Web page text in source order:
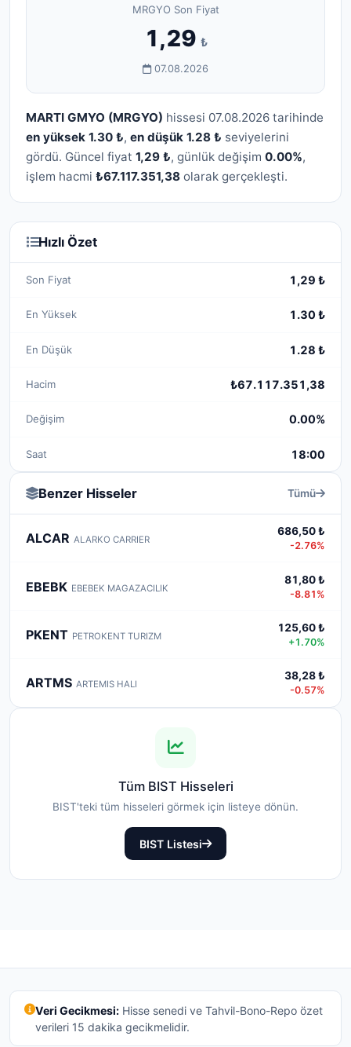
MRGYO Son Fiyat
1,29 ₺
07.08.2026
MARTI GMYO (MRGYO) hissesi 07.08.2026 tarihinde
en yüksek 1.30 ₺, en düşük 1.28 ₺ seviyelerini
gördü. Güncel fiyat 1,29 ₺, günlük değişim 0.00%,
işlem hacmi ₺67.117.351,38 olarak gerçekleşti.
Hızlı Özet
Son Fiyat 1,29 ₺
En Yüksek 1.30 ₺
En Düşük 1.28 ₺
Hacim ₺67.117.351,38
Değişim 0.00%
Saat 18:00
Benzer Hisseler Tümü
ALCAR ALARKO CARRIER
686,50 ₺
-2.76%
EBEBK EBEBEK MAGAZACILIK
81,80 ₺
-8.81%
PKENT PETROKENT TURIZM
125,60 ₺
+1.70%
ARTMS ARTEMIS HALI
38,28 ₺
-0.57%
Tüm BIST Hisseleri
BIST'teki tüm hisseleri görmek için listeye dönün.
BIST Listesi
Veri Gecikmesi:Hisse senedi ve Tahvil-Bono-Repo özet
verileri 15 dakika gecikmelidir.